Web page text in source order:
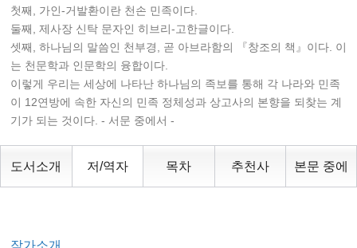
첫째, 가인-거발환이란 천손 민족이다.
둘째, 제사장 신탁 문자인 히브리-고한글이다.
셋째, 하나님의 말씀인 천부경, 곧 아브라함의 『창조의 책』이다. 이
는 천문학과 인문학의 융합이다.
이렇게 우리는 세상에 나타난 하나님의 족보를 통해 각 나라와 민족
이 12연방에 속한 자신의 민족 정체성과 상고사의 본향을 되찾는 계
기가 되는 것이다. - 서문 중에서 -
도서소개 저/역자 목차 추천사 본문 중에